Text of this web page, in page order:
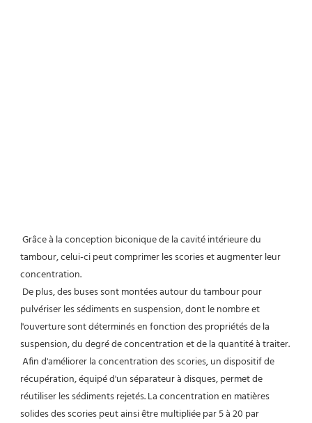
Grâce à la conception biconique de la cavité intérieure du
tambour, celui-ci peut comprimer les scories et augmenter leur
concentration.
pulvériser les sédiments en suspension, dont le nombre et
l'ouverture sont déterminés en fonction des propriétés de la
suspension, du degré de concentration et de la quantité à traiter.
récupération, équipé d'un séparateur à disques, permet de
réutiliser les sédiments rejetés. La concentration en matières
solides des scories peut ainsi être multipliée par 5 à 20 par